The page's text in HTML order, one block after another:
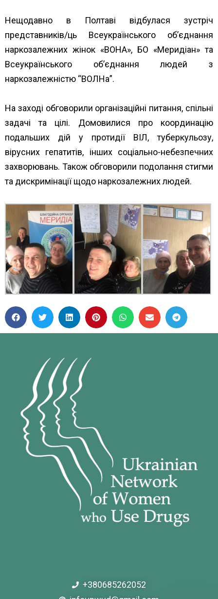
Нещодавно в Полтаві відбулася зустріч
представників/ць Всеукраїнського об’єднання
наркозалежних жінок «ВОНА», БО «Меридіан» та
Всеукраїнського об’єднання людей з
наркозалежністю “ВОЛНа”.
На заході обговорили організаційні питання, спільні
задачі та цілі. Домовилися про координацію
подальших дій у протидії ВІЛ, туберкульозу,
вірусних гепатитів, інших соціально-небезпечних
захворювань. Також обговорили подолання стигми
та дискримінації щодо наркозалежних людей.
+380685262052